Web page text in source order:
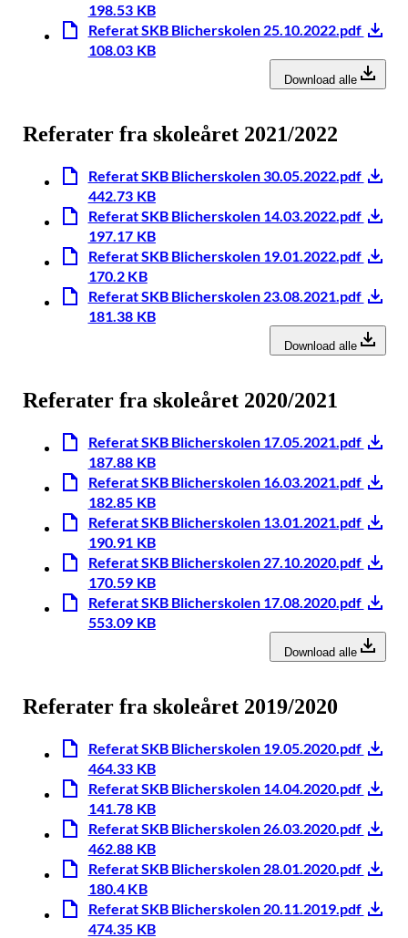
198.53 KB
Referat SKB Blicherskolen 25.10.2022.pdf
108.03 KB
Download alle
Referater fra skoleåret 2021/2022
Referat SKB Blicherskolen 30.05.2022.pdf
442.73 KB
Referat SKB Blicherskolen 14.03.2022.pdf
197.17 KB
Referat SKB Blicherskolen 19.01.2022.pdf
170.2 KB
Referat SKB Blicherskolen 23.08.2021.pdf
181.38 KB
Download alle
Referater fra skoleåret 2020/2021
Referat SKB Blicherskolen 17.05.2021.pdf
187.88 KB
Referat SKB Blicherskolen 16.03.2021.pdf
182.85 KB
Referat SKB Blicherskolen 13.01.2021.pdf
190.91 KB
Referat SKB Blicherskolen 27.10.2020.pdf
170.59 KB
Referat SKB Blicherskolen 17.08.2020.pdf
553.09 KB
Download alle
Referater fra skoleåret 2019/2020
Referat SKB Blicherskolen 19.05.2020.pdf
464.33 KB
Referat SKB Blicherskolen 14.04.2020.pdf
141.78 KB
Referat SKB Blicherskolen 26.03.2020.pdf
462.88 KB
Referat SKB Blicherskolen 28.01.2020.pdf
180.4 KB
Referat SKB Blicherskolen 20.11.2019.pdf
474.35 KB